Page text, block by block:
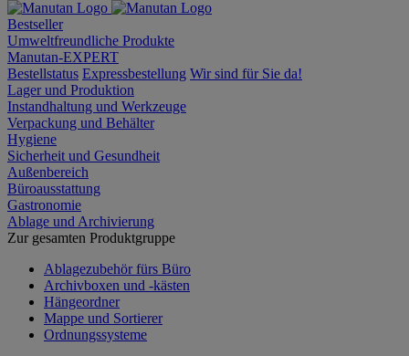
Bestseller
Umweltfreundliche Produkte
Manutan-EXPERT
Bestellstatus Expressbestellung Wir sind für Sie da!
Lager und Produktion
Instandhaltung und Werkzeuge
Verpackung und Behälter
Hygiene
Sicherheit und Gesundheit
Außenbereich
Büroausstattung
Gastronomie
Ablage und Archivierung
Zur gesamten Produktgruppe
Ablagezubehör fürs Büro
Archivboxen und -kästen
Hängeordner
Mappe und Sortierer
Ordnungssysteme